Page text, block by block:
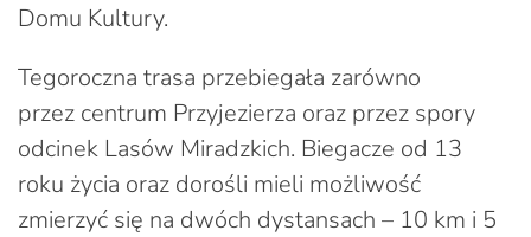
Domu Kultury.
Tegoroczna trasa przebiegała zarówno
przez centrum Przyjezierza oraz przez spory
odcinek Lasów Miradzkich. Biegacze od 13
roku życia oraz dorośli mieli możliwość
zmierzyć się na dwóch dystansach – 10 km i 5